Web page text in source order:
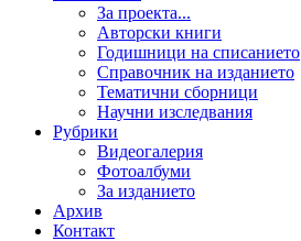
За проекта...
Авторски книги
Годишници на списанието
Справочник на изданието
Тематични сборници
Научни изследвания
Рубрики
Видеогалерия
Фотоалбуми
За изданието
Архив
Контакт